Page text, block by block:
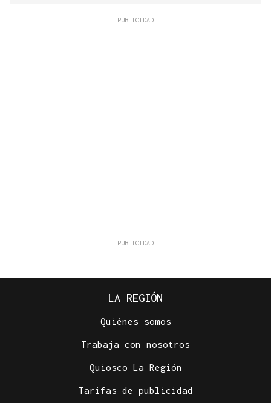
LA REGIÓN
Quiénes somos
Trabaja con nosotros
Quiosco La Región
Tarifas de publicidad